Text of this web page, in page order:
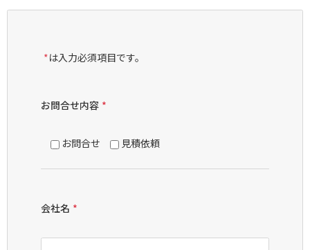
*は入力必須項目です。
お問合せ内容 *
お問合せ 見積依頼
会社名 *